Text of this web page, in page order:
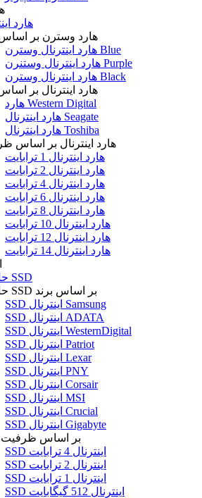
هارد
هارد وسترن بر
هارد اینترنال وسترن Blue
هارد اینترنال وستنرن Purple
هارد اینترنال وسترن Black
هارد اینترنال بر
هارد Western Digital
هارد اینترنال Seagate
هارد اینترنال Toshiba
هارد اینترنال بر اساس
هارد اینترنال 1 ترابایت
هارد اینترنال 2 ترابایت
هارد اینترنال 4 ترابایت
هارد اینترنال 6 ترابایت
هارد اینترنال 8 ترابایت
هارد اینترنال 10 ترابایت
هارد اینترنال 12 ترابایت
هارد اینترنال 14 ترابایت
حافظه SSD
حافظه SSD بر اساس برند
SSD اینترنال Samsung
SSD اینترنال ADATA
SSD اینترنال WesternDigital
SSD اینترنال Patriot
SSD اینترنال Lexar
SSD اینترنال PNY
SSD اینترنال Corsair
SSD اینترنال MSI
SSD اینترنال Crucial
SSD اینترنال Gigabyte
SSD بر اساس ظرفیت
SSD اینترنال 4 ترابایت
SSD اینترنال 2 ترابایت
SSD اینترنال 1 ترابایت
SSD اینترنال 512 گیگابایت